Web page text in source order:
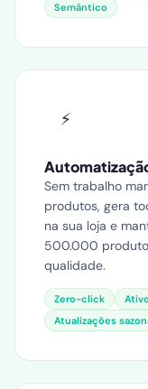
Semântico
⚡
Sem trabalho
produtos, gera
na sua loja e
500.000
qualidade.
Zero-click
Atualizações